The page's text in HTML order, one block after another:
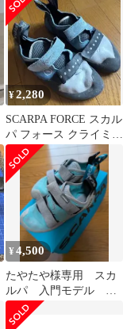
ウ
¥2,280
SCARPA FORCE スカル
パ フォース クライミン
グシューズ ボ
¥4,500
たやたや様専用 スカ
ルパ 入門モデル 女
性用24.0cm箱付き